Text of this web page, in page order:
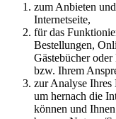
zum Anbieten
Internetseite,
für das
Bestellungen,
Gästebücher
bzw. Ihrem
zur Analyse Ihres
um hernach die
können und